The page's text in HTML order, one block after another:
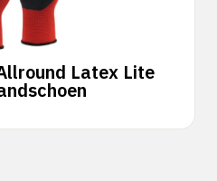
Latex Lite